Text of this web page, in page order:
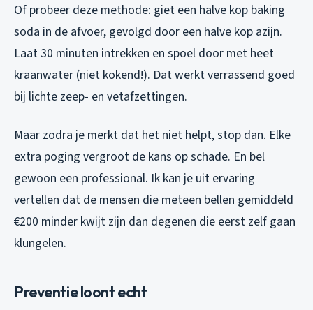
Of probeer deze methode: giet een halve kop baking
soda in de afvoer, gevolgd door een halve kop azijn.
Laat 30 minuten intrekken en spoel door met heet
kraanwater (niet kokend!). Dat werkt verrassend goed
bij lichte zeep- en vetafzettingen.
Maar zodra je merkt dat het niet helpt, stop dan. Elke
extra poging vergroot de kans op schade. En bel
gewoon een professional. Ik kan je uit ervaring
vertellen dat de mensen die meteen bellen gemiddeld
€200 minder kwijt zijn dan degenen die eerst zelf gaan
klungelen.
Preventie loont echt